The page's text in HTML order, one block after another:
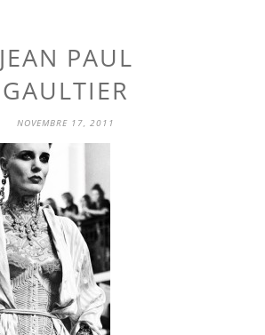
JEAN PAUL
GAULTIER
NOVEMBRE 17, 2011